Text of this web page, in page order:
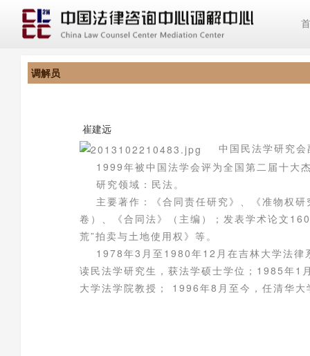
调解员
崔建远
中国民法学研究会
1999年被中国法学会评为全国第二届十大
研究领域：民法。
主要著作：《合同责任研究》、《准物权研
卷）、《合同法》（主编）；发表学术论文
荒”拍卖与土地使用权》等。
1978年3月至1980年12月在吉林大学法律
读民法学研究生，获法学硕士学位；1985年
大学法学院教授； 1996年8月至今，任清